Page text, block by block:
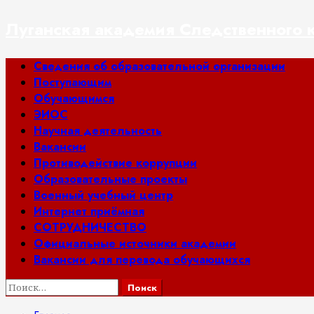
содержимому
Основное
меню
Сведения об образовательной организации
Поступающим
Обучающимся
ЭИОС
Научная деятельность
Вакансии
Противодействие коррупции
Образовательные проекты
Военный учебный центр
Интернет приёмная
СОТРУДНИЧЕСТВО
Официальные источники академии
Вакансии для перевода обучающихся
Найти: